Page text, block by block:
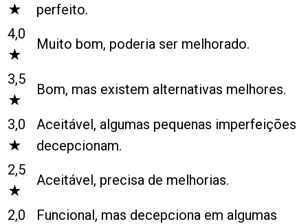
★
perfeito.
4,0
★
Muito bom, poderia ser melhorado.
3,5
★
Bom, mas existem alternativas melhores.
3,0
★
Aceitável, algumas pequenas imperfeições
decepcionam.
2,5
★
Aceitável, precisa de melhorias.
2,0
Funcional, mas decepciona em algumas